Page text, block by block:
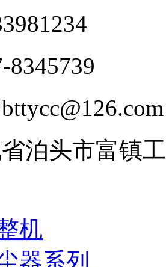
8345739
泊头市富镇
机
器系列